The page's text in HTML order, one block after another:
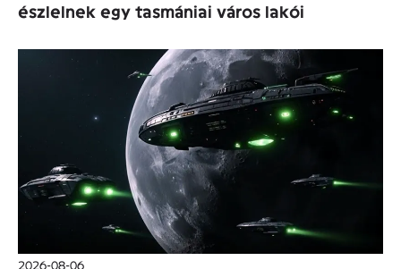
észlelnek egy tasmániai város lakói
2026-08-06